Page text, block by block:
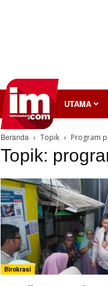
InilahMojokerto UTAMA
Beranda Topik Program
Topik:
Birokrasi